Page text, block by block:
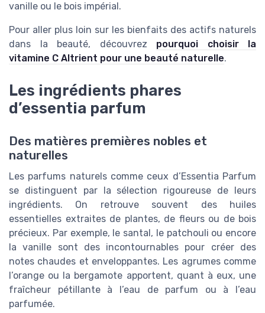
vanille ou le bois impérial.
Pour aller plus loin sur les bienfaits des actifs naturels
dans la beauté, découvrez pourquoi choisir la
vitamine C Altrient pour une beauté naturelle.
Les ingrédients phares
d’essentia parfum
Des matières premières nobles et
naturelles
Les parfums naturels comme ceux d’Essentia Parfum
se distinguent par la sélection rigoureuse de leurs
ingrédients. On retrouve souvent des huiles
essentielles extraites de plantes, de fleurs ou de bois
précieux. Par exemple, le santal, le patchouli ou encore
la vanille sont des incontournables pour créer des
notes chaudes et enveloppantes. Les agrumes comme
l’orange ou la bergamote apportent, quant à eux, une
fraîcheur pétillante à l’eau de parfum ou à l’eau
parfumée.